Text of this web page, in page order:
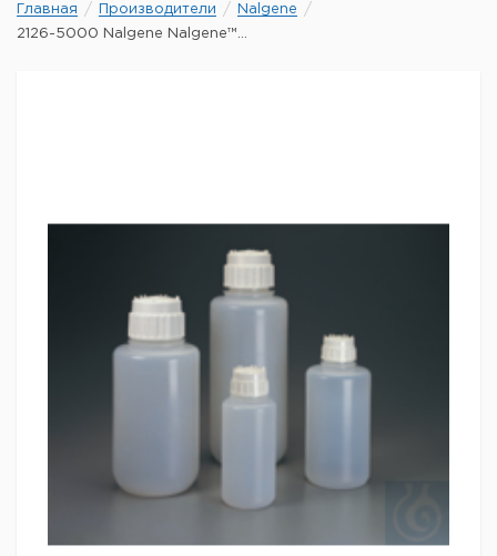
Главная Производители
Nalgene
2126-5000 Nalgene Nalgene™...